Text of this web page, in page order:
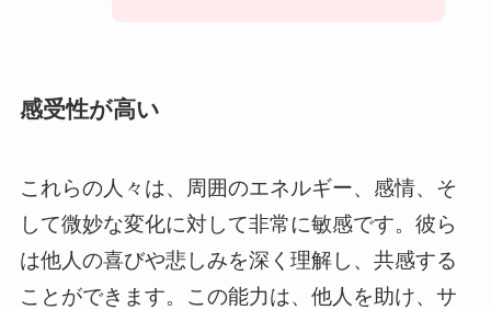
感受性が高い
これらの人々は、周囲のエネルギー、感情、そ
して微妙な変化に対して非常に敏感です。彼ら
は他人の喜びや悲しみを深く理解し、共感する
ことができます。この能力は、他人を助け、サ